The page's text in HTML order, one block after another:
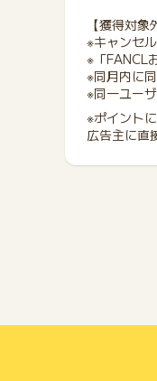
【獲得対象
※キャンセ
※「FANCL
※同月内に
※同一ユー
※ポイント
広告主に直